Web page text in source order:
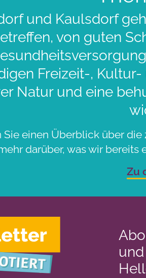
und Kaulsdorf
von guten
Freizeit-,
Natur und eine
Sie einen Überblick über
darüber, was wir
Zu